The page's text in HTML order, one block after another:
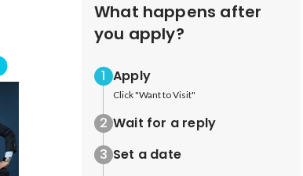
What happens after
you apply?
Apply
Click "Want to Visit"
Wait for a reply
Set a date